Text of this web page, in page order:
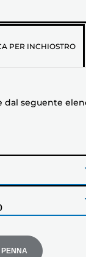
PER INCHIOSTRO
dal seguente
PENNA